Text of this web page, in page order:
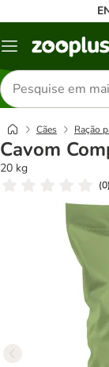
Menu
Pesquisar
produtos
Cães Ração
Cavom
20 kg
(0)